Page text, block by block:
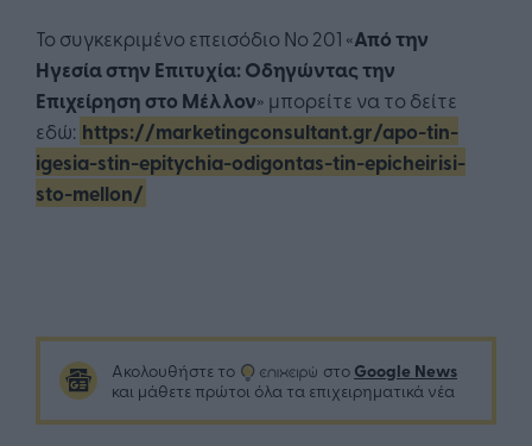
Το συγκεκριμένο επεισόδιο Νο 201 «Από την
Ηγεσία στην Επιτυχία: Οδηγώντας την
Επιχείρηση στο Μέλλον» μπορείτε να το δείτε
εδώ: https://marketingconsultant.gr/apo-tin-
igesia-stin-epitychia-odigontas-tin-epicheirisi-
sto-mellon/
Ακολουθήστε το στο Google News
και μάθετε πρώτοι όλα τα επιχειρηματικά νέα